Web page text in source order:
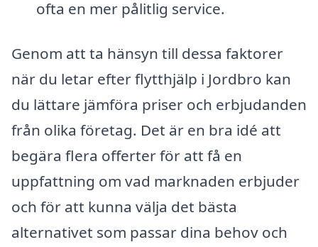
ofta en mer pålitlig service.
Genom att ta hänsyn till dessa faktorer
när du letar efter flytthjälp i Jordbro kan
du lättare jämföra priser och erbjudanden
från olika företag. Det är en bra idé att
begära flera offerter för att få en
uppfattning om vad marknaden erbjuder
och för att kunna välja det bästa
alternativet som passar dina behov och